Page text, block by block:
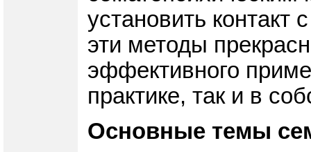
установить
эти методы
эффективного
практике, так и в
Основные темы